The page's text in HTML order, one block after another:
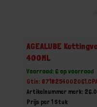
AGEALUBE
400ML
Voorraad: 6 op voorraad
Gtin:
Artikelnummer merk:
Prijs per 1 Stuk